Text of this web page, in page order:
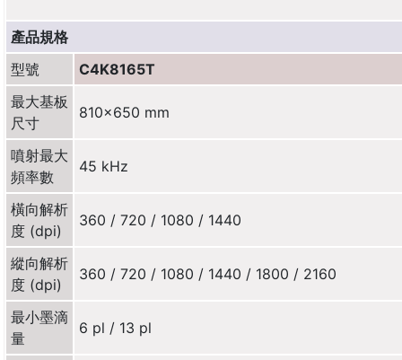
產品規格
型號
C4K8165T
最大基板
尺寸
810×650 mm
噴射最大
頻率數
45 kHz
橫向解析
度 (dpi)
360 / 720 / 1080 / 1440
縱向解析
度 (dpi)
360 / 720 / 1080 / 1440 / 1800 / 2160
最小墨滴
量
6 pl / 13 pl